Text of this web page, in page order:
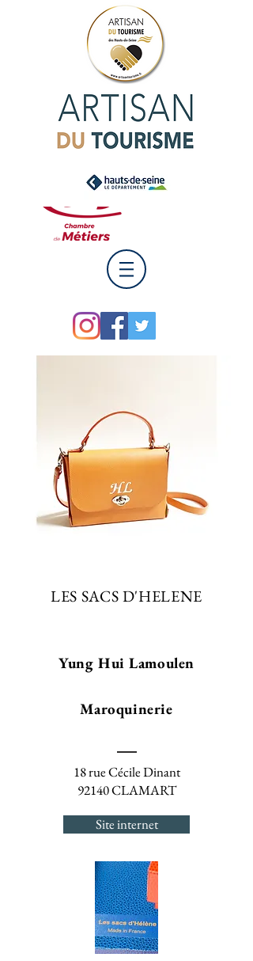
LES SACS D'HELENE
Yung Hui Lamoulen
Maroquinerie
18 rue Cécile Dinant
92140 CLAMART
Site internet